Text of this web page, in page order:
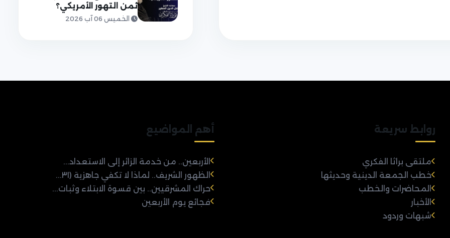
ثمن التهور الأمريكي؟
الخميس 06 آب 2026
روابط سريعة
ملتقى براثا الفكري
خطب الجمعة الدينية وحديثها
المحاضرات والخطب
الأخبار
شبهات وردود
أهم المواضيع
الأربعين.. من خدمة الزائر إلى الاستعداد...
الظهور الشريف.. لماذا لا تكفي جاهزية (٣١...
حراك المشرقيين.. بين قسوة الابتلاء وثبات...
فجائع يوم الأربعين